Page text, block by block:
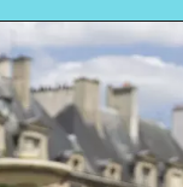
ET